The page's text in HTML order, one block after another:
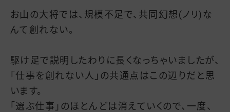
お山の大将では、規模不足で、共同幻想(ノリ)な
んて創れない。
駆け足で説明したわりに長くなっちゃいましたが、
「仕事を創れない人」の共通点はこの辺りだと思
います。
「選ぶ仕事」のほとんどは消えていくので、一度、